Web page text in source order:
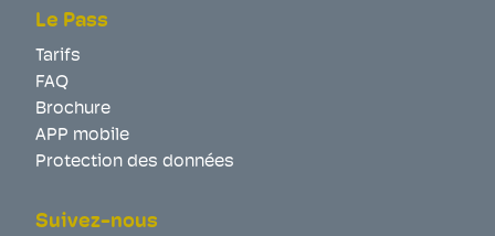
Le Pass
Tarifs
FAQ
Brochure
APP mobile
Protection des données
Suivez-nous